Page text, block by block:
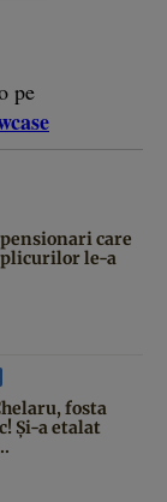
pe
care
le-a
fosta
Și-a etalat